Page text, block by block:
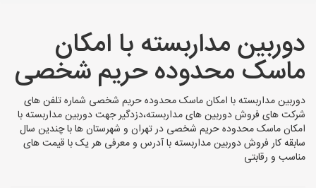
فروشندگان دوربین مداربسته
دوربین مداربسته با امکان
ماسک محدوده حریم شخصی
دوربین مداربسته با امکان ماسک محدوده حریم شخصی شماره تلفن های
شرکت های فروش دوربین های مداربسته،دزدگیر جهت دوربین مداربسته با
امکان ماسک محدوده حریم شخصی در تهران و شهرستان ها با چندین سال
سابقه کار فروش دوربین مداربسته با آدرس و معرفی هر یک با قیمت های
مناسب و رقابتی